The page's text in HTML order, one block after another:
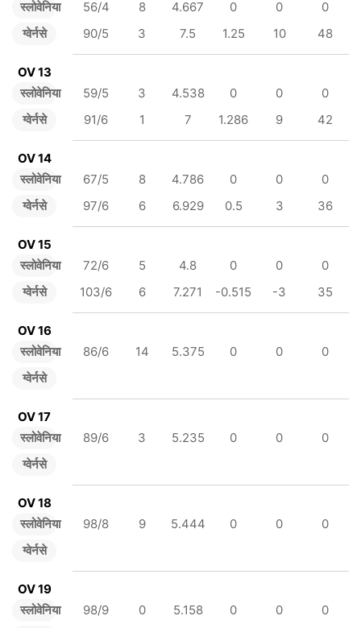
स्लोवेनिया
ग्वेर्नसे
56/4 8 4.667 0 0
0
90/5
3 7.5 1.25 10 48
OV 13
स्लोवेनिया
ग्वेर्नसे
59/5 3 4.538 0 0
0
91/6
1 7 1.286 9 42
OV 14
स्लोवेनिया
ग्वेर्नसे
67/5 8 4.786 0 0
0
97/6
6 6.929 0.5 3 36
OV 15
स्लोवेनिया
ग्वेर्नसे
72/6 5 4.8 0 0
0
103/6
6 7.271 -0.515 -3 35
OV 16
स्लोवेनिया
ग्वेर्नसे
86/6 14 5.375 0 0 0
OV 17
स्लोवेनिया
ग्वेर्नसे
89/6 3 5.235 0 0 0
OV 18
स्लोवेनिया
ग्वेर्नसे
98/8 9 5.444 0 0 0
OV 19
स्लोवेनिया
98/9 0 5.158 0 0 0